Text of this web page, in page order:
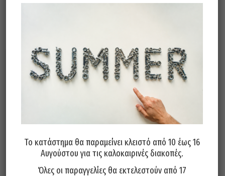
Χειρολαβή Πολυαμιδίου
Πλαστική 179mm Μαύρη
Χειρολαβή Πολυαμιδίου
Πλαστική 117mm Μαύρη
Το κατάστημα θα παραμείνει κλειστό από 10 έως 16
Αυγούστου για τις καλοκαιρινές διακοπές.
Όλες οι παραγγελίες θα εκτελεστούν από 17